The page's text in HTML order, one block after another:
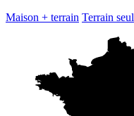
Maison + terrain Terrain seul